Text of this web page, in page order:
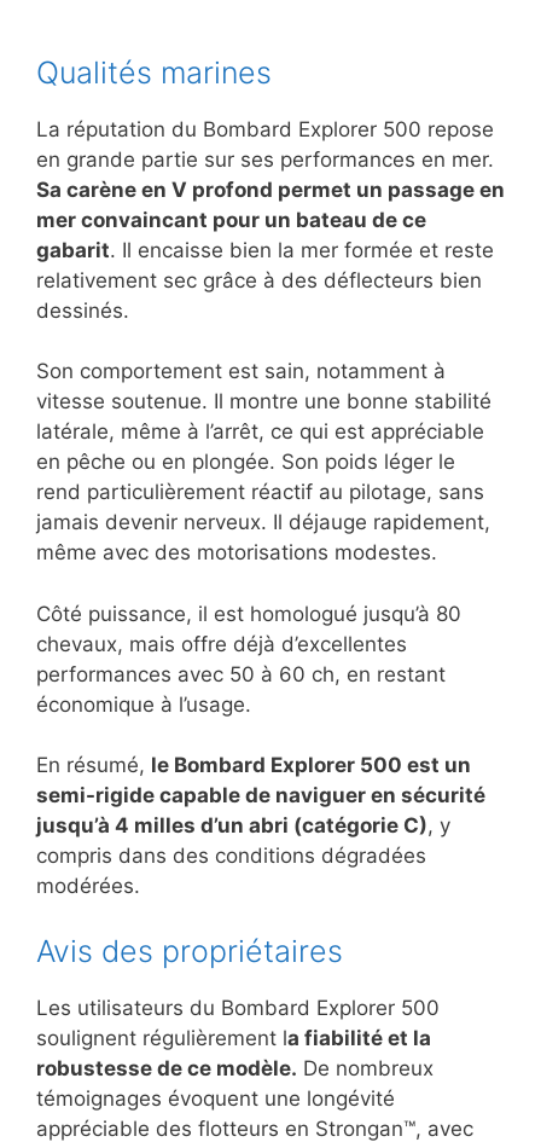
Qualités marines
La réputation du Bombard Explorer 500 repose
en grande partie sur ses performances en mer.
Sa carène en V profond permet un passage en
mer convaincant pour un bateau de ce
gabarit. Il encaisse bien la mer formée et reste
relativement sec grâce à des déflecteurs bien
dessinés.
Son comportement est sain, notamment à
vitesse soutenue. Il montre une bonne stabilité
latérale, même à l’arrêt, ce qui est appréciable
en pêche ou en plongée. Son poids léger le
rend particulièrement réactif au pilotage, sans
jamais devenir nerveux. Il déjauge rapidement,
même avec des motorisations modestes.
Côté puissance, il est homologué jusqu’à 80
chevaux, mais offre déjà d’excellentes
performances avec 50 à 60 ch, en restant
économique à l’usage.
En résumé, le Bombard Explorer 500 est un
semi-rigide capable de naviguer en sécurité
jusqu’à 4 milles d’un abri (catégorie C), y
compris dans des conditions dégradées
modérées.
Avis des propriétaires
Les utilisateurs du Bombard Explorer 500
soulignent régulièrement la fiabilité et la
robustesse de ce modèle. De nombreux
témoignages évoquent une longévité
appréciable des flotteurs en Strongan™, avec